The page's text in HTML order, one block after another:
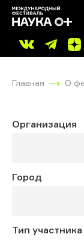
Главная О
Организация
Город
Тип участника